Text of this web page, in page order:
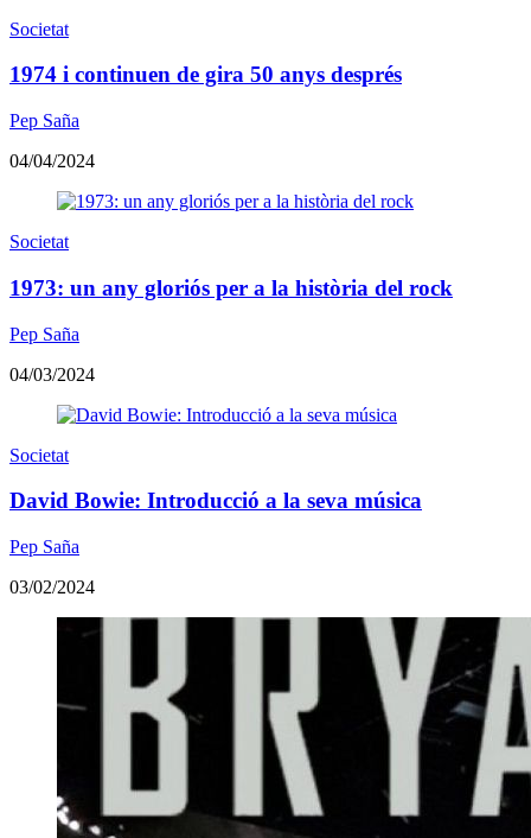
Societat
1974 i continuen de gira 50 anys després
Pep Saña
04/04/2024
Societat
1973: un any gloriós per a la història del rock
Pep Saña
04/03/2024
Societat
David Bowie: Introducció a la seva música
Pep Saña
03/02/2024